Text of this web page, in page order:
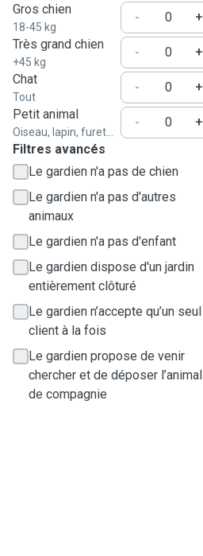
Gros chien
18-45 kg
-
+
Très grand chien
+45 kg
-
+
Chat
Tout
-
+
Petit animal
Oiseau, lapin, furet...
-
+
Filtres avancés
Le gardien n'a pas de chien
Le gardien n'a pas d'autres
animaux
Le gardien n'a pas d'enfant
Le gardien dispose d'un jardin
entièrement clôturé
Le gardien n’accepte qu’un seul
client à la fois
Le gardien propose de venir
chercher et de déposer l’animal
de compagnie